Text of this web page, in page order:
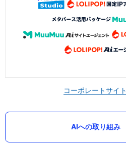
コーポレートサイト
AIへの取り組み